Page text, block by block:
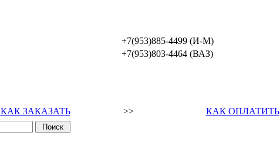
+7(953)885-4499 (И-М)
+7(953)803-4464 (ВАЗ)
КАК ЗАКАЗАТЬ >> КАК ОПЛАТИТЬ